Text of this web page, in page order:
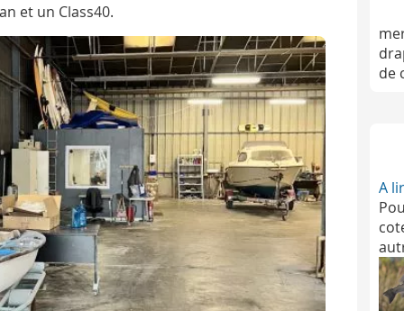
et un Class40.
de
A